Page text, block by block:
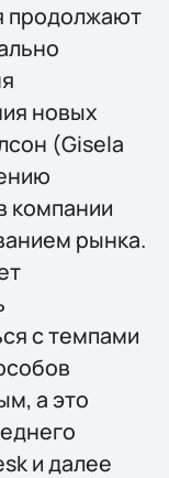
продолжают
новых
(Gisela
компании
рынка.
с темпами
а это
и далее